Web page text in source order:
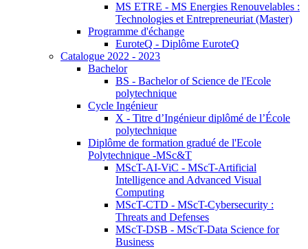
MS ETRE - MS Energies Renouvelables :
Technologies et Entrepreneuriat (Master)
Programme d'échange
EuroteQ - Diplôme EuroteQ
Catalogue 2022 - 2023
Bachelor
BS - Bachelor of Science de l'Ecole
polytechnique
Cycle Ingénieur
X - Titre d’Ingénieur diplômé de l’École
polytechnique
Diplôme de formation gradué de l'Ecole
Polytechnique -MSc&T
MScT-AI-ViC - MScT-Artificial
Intelligence and Advanced Visual
Computing
MScT-CTD - MScT-Cybersecurity :
Threats and Defenses
MScT-DSB - MScT-Data Science for
Business